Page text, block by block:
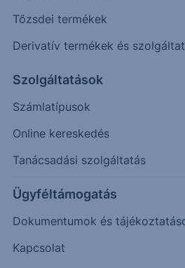
Tőzsdei termékek
Derivatív termékek és
Szolgáltatások
Számlatípusok
Online kereskedés
Tanácsadási szolgáltatás
Ügyféltámogatás
Dokumentumok és
Kapcsolat
Oldalazás: EUR/USD
napi
Az elmúlt napokban oldalazott
2026. június 11.
Eső csatorna letörve: